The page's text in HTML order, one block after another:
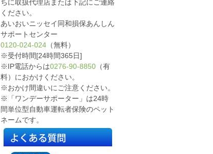
ちに取扱代理店または下記にご連絡
ください。
あいおいニッセイ同和損保あんしん
サポートセンター
0120-024-024 （無料）
※受付時間[24時間365日]
※IP電話からは0276-90-8850 （有
料）におかけください。
※おかけ間違いにご注意ください。
※「ワンデーサポーター」は24時
間単位型自動車運転者保険のペット
ネームです。